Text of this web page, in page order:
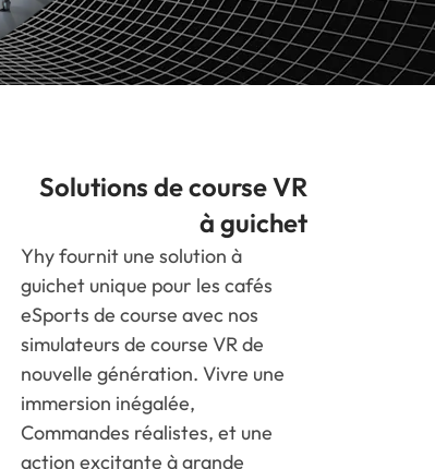
Solutions de course VR
à guichet
Yhy fournit une solution à
guichet unique pour les cafés
eSports de course avec nos
simulateurs de course VR de
nouvelle génération. Vivre une
immersion inégalée,
Commandes réalistes, et une
action excitante à grande